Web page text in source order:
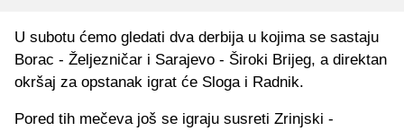
U subotu ćemo gledati dva derbija u kojima se sastaju
Borac - Željezničar i Sarajevo - Široki Brijeg, a direktan
okršaj za opstanak igrat će Sloga i Radnik.
Pored tih mečeva još se igraju susreti Zrinjski -